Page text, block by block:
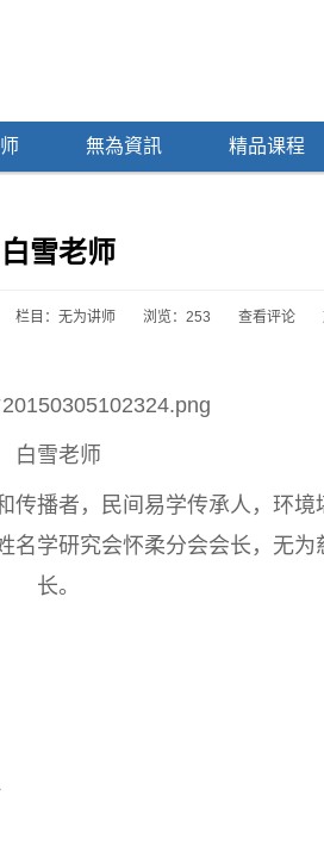
無為資訊 精品课程
白雪老师
栏目： 无为讲师 浏览： 253 查看评论
白雪老师
传播者，民间易学传承人，环境
名学研究会怀柔分会会长，无为
长。